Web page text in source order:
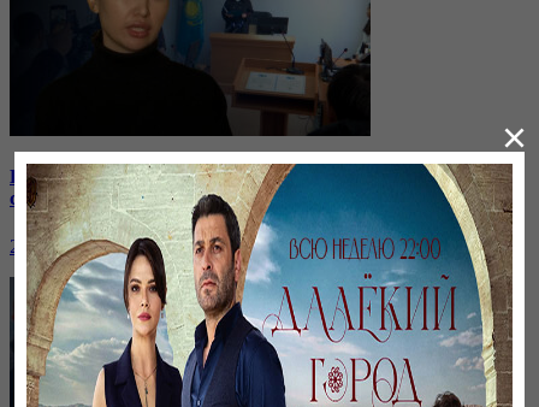
Бірнеше отбасын алдаған туристік фирма директоры
сотталып жатыр
26 января, 19:36
×